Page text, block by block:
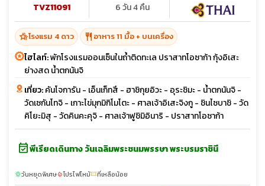
TVZ11091
6 วัน 4 คืน
hotel_classโรงแรม 4 ดาว restaurant อาหาร 11 มื้อ + บนเครื่อง
ไฮไลท์:พักโรงแรมออนเซ็นในถ้ำติดทะเล ปราสาทโอซาก้า กุ้งอิเสะ
ย่างสด น้ำตกนันจิ
เที่ยว:คันโจการัน - เอ็นเก็ทสึ - ฮาชิกุยอิวะ - อุระชิมะ - น้ำตกนันจิ -
วัดเซกันโทจิ - เกาะไข่มุกมิกิโมโตะ - ศาลเจ้าอิเสะจิงกู - ชินไซบาชิ - วัด
คิโยะมิสุ - วัดคินคะคุจิ - ศาลเจ้าฟูชิมิอินาริ - ปราสาทโอซาก้า
event_availableพีเรียดเดินทาง วันเฉลิมพระชนมพรรษา พระบรมราชินี
sunnyวันหยุดพิเศษlocal_fire_departmentโปรไฟไหม้confirmation_numberที่เหลือน้อย